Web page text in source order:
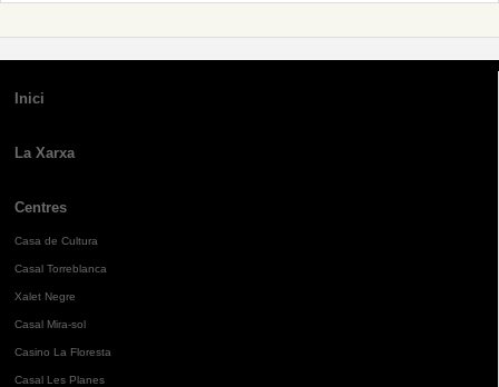
Inici
La Xarxa
Centres
Casa de Cultura
Casal Torreblanca
Xalet Negre
Casal Mira-sol
Casino La Floresta
Casal Les Planes